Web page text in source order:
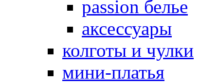
passion белье
аксессуары
колготы и чулки
мини-платья